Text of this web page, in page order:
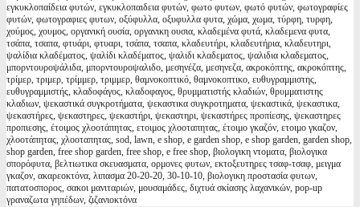
εγκυκλοπαίδεια φυτών, εγκυκλοπαιδεια φυτών, φωτο φυτων, φωτό φυτών, φωτογραφίες
φυτών, φωτογραφιες φυτων, οξύφυλλα, οξυφυλλα φυτα, χώμα, χωμα, τύρφη, τυρφη,
χούμος, χουμος, οργανική ουσία, οργανικη ουσια, κλαδεμένα φυτά, κλαδεμενα φυτα,
τσάπα, τσαπα, φτυάρι, φτυαρι, τσάπα, τσαπα, κλαδευτήρι, κλαδευτήρια, κλαδευτηρι,
ψαλίδια κλαδέματος, ψαλίδι κλαδέματος, ψαλιδι κλαδεματος, ψαλιδια κλαδεματος,
μπορντουροψάλιδα, μπορντουροψαλιδο, μεσηνέζα, μεσηνεζα, ακροκόπτης, ακροκόπτης,
τρίμερ, τριμερ, τρίμμερ, τριμμερ, θαμνοκοπτικό, θαμνοκοπτικο, ευθυγραμμιστης,
ευθυγραμμιστής, κλαδοφάγος, κλαδοφαγος, θρυμματιστής κλαδιών, θρυμματιστης
κλαδιων, ψεκαστικά συγκροτήματα, ψεκαστικα συγκροτηματα, ψεκαστικά, ψεκαστικα,
ψεκαστήρες, ψεκαστηρες, ψεκαστήρι, ψεκαστηρι, ψεκαστήρες προπίεσης, ψεκαστηρες
προπιεσης, έτοιμος χλοοτάπητας, ετοιμος χλοοταπητας, έτοιμο γκαζόν, ετοιμο γκαζον,
χλοοτάπητας, χλοοταπητας, sod, lawn, e shop, e garden shop, e shop garden, garden shop,
shop garden, free shop garden, free shop, e free shop, βιολογικη ντοματα, βιολογικα
σπορόφυτα, βελτιωτικα σκευασματα, ορμονες φυτων, εκτοξευτηρες τσαφ-τσαφ, μειγμα
γκαζον, ακαρεοκτόνα, λιπασμα 20-20-20, 30-10-10, βιολογικη προστασία φυτων,
πατατοσπορος, σακοι μανιταριών, μουσαμάδες, διχτυά σκίασης λαχανικών, pop-up
γραναζωτα γηπέδων, ζιζανιοκτόνα